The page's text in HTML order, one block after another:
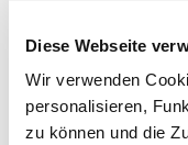
Diese Webseite
Wir verwenden
personalisieren,
zu können und die
www.kaelte-